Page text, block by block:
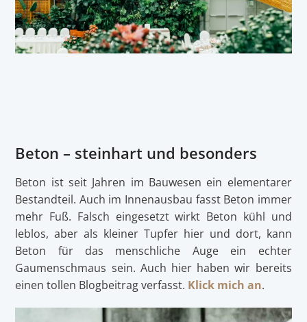
Beton – steinhart und besonders
Beton ist seit Jahren im Bauwesen ein elementarer
Bestandteil. Auch im Innenausbau fasst Beton immer
mehr Fuß. Falsch eingesetzt wirkt Beton kühl und
leblos, aber als kleiner Tupfer hier und dort, kann
Beton für das menschliche Auge ein echter
Gaumenschmaus sein. Auch hier haben wir bereits
einen tollen Blogbeitrag verfasst. Klick mich an.